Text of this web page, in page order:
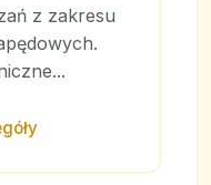
z zakresu